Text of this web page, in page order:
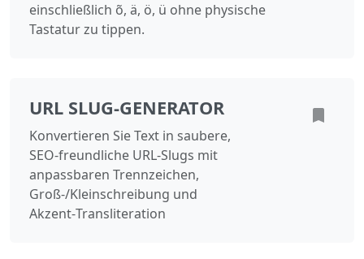
einschließlich õ, ä, ö, ü ohne physische
Tastatur zu tippen.
URL SLUG-GENERATOR
Konvertieren Sie Text in saubere,
SEO‑freundliche URL‑Slugs mit
anpassbaren Trennzeichen,
Groß‑/Kleinschreibung und
Akzent‑Transliteration